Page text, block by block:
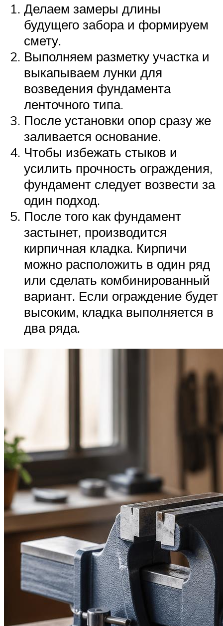
Делаем замеры длины
будущего забора и формируем
смету.
Выполняем разметку участка и
выкапываем лунки для
возведения фундамента
ленточного типа.
После установки опор сразу же
заливается основание.
Чтобы избежать стыков и
усилить прочность ограждения,
фундамент следует возвести за
один подход.
После того как фундамент
застынет, производится
кирпичная кладка. Кирпичи
можно расположить в один ряд
или сделать комбинированный
вариант. Если ограждение будет
высоким, кладка выполняется в
два ряда.